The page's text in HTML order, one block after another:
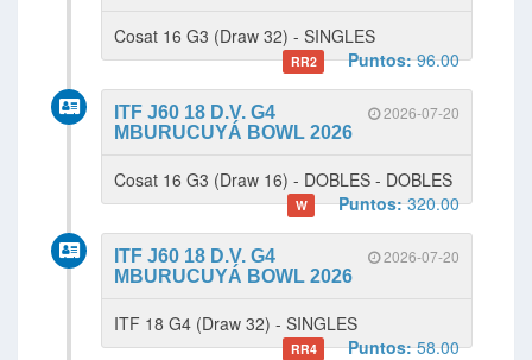
Cosat 16 G3 (Draw 32) - SINGLES
RR2 Puntos:96.00
2026-07-20
ITF J60 18 D.V. G4
MBURUCUYÁ BOWL 2026
Cosat 16 G3 (Draw 16) - DOBLES - DOBLES
W Puntos:320.00
2026-07-20
ITF J60 18 D.V. G4
MBURUCUYÁ BOWL 2026
ITF 18 G4 (Draw 32) - SINGLES
RR4 Puntos:58.00